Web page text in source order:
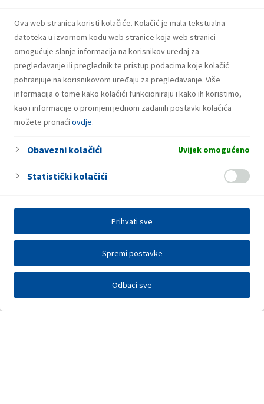
Ova web stranica koristi kolačiće. Kolačić je mala tekstualna
datoteka u izvornom kodu web stranice koja web stranici
omogućuje slanje informacija na korisnikov uređaj za
pregledavanje ili preglednik te pristup podacima koje kolačić
pohranjuje na korisnikovom uređaju za pregledavanje. Više
informacija o tome kako kolačići funkcioniraju i kako ih koristimo,
kao i informacije o promjeni jednom zadanih postavki kolačića
možete pronaći ovdje.
Obavezni kolačići Uvijek omogućeno
Statistički kolačići
Odbaci sve
Spremi postavke
Prihvati sve
u iznosu od 500 milijuna eura